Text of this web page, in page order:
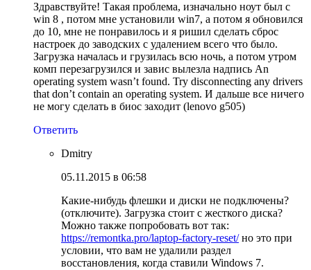
Здравствуйте! Такая проблема, изначально ноут был с
win 8 , потом мне установили win7, а потом я обновился
до 10, мне не понравилось и я ришил сделать сброс
настроек до заводских с удалением всего что было.
Загрузка началась и грузилась всю ночь, а потом утром
комп перезагрузился и завис вылезла надпись An
operating system wasn’t found. Try disconnecting any drivers
that don’t contain an operating system. И дальше все ничего
не могу сделать в биос заходит (lenovo g505)
Ответить
Dmitry
05.11.2015 в 06:58
Какие-нибудь флешки и диски не подключены?
(отключите). Загрузка стоит с жесткого диска?
Можно также попробовать вот так:
https://remontka.pro/laptop-factory-reset/но это при
условии, что вам не удалили раздел
восстановления, когда ставили Windows 7.